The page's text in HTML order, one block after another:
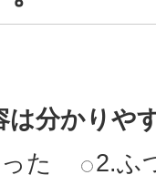
は分かりや
た
2.ふ